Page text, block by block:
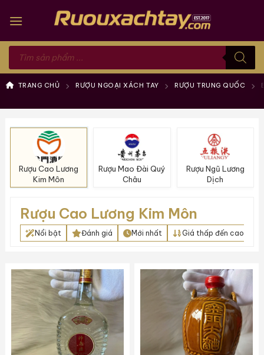
Tìm
kiếm
phẩm
TRANG CHỦ RƯỢU NGOẠI XÁCH TAY RƯỢU TRUNG QUỐC
Rượu Cao Lương
Kim Môn
Rượu Mao Đài Quý
Châu
Rượu Ngũ Lương
Dịch
Rượu Cao Lương Kim Môn
Nổi bật Đánh giá Mới nhất Giá thấp đến cao